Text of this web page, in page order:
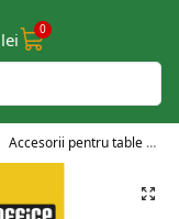
lei 0
Accesorii pentru table și flipchart-uri